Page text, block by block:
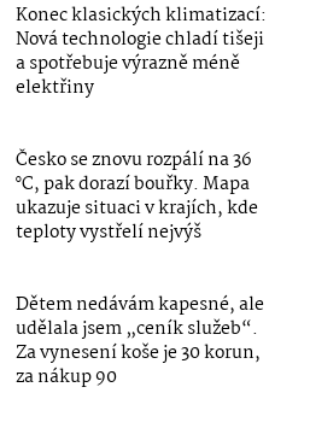
Konec klasických klimatizací:
Nová technologie chladí tišeji
a spotřebuje výrazně méně
elektřiny
Česko se znovu rozpálí na 36
°C, pak dorazí bouřky. Mapa
ukazuje situaci v krajích, kde
teploty vystřelí nejvýš
Dětem nedávám kapesné, ale
udělala jsem „ceník služeb“.
Za vynesení koše je 30 korun,
za nákup 90